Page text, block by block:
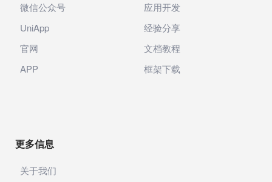
微信公众号
UniApp
官网
APP
应用开发
经验分享
文档教程
框架下载
更多信息
关于我们